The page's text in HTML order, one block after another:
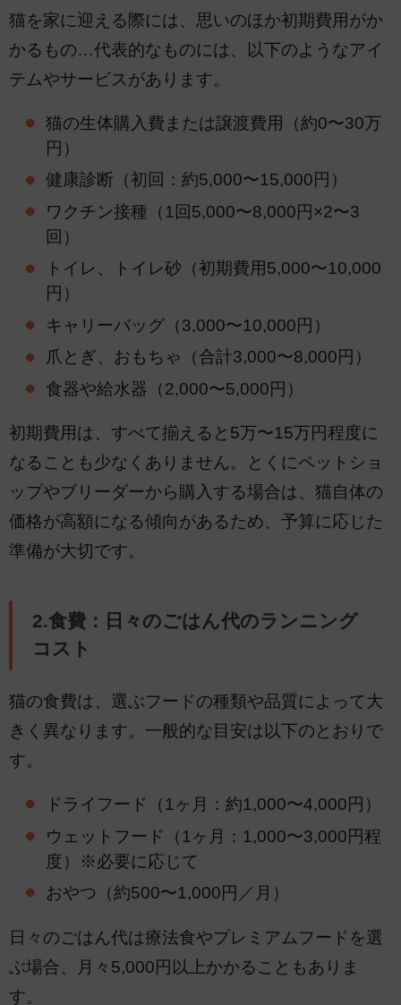
猫を家に迎える際には、思いのほか初期費用がか
かるもの…代表的なものには、以下のようなアイ
テムやサービスがあります。
猫の生体購入費または譲渡費用（約0〜30万
円）
健康診断（初回：約5,000〜15,000円）
ワクチン接種（1回5,000〜8,000円×2〜3
回）
トイレ、トイレ砂（初期費用5,000〜10,000
円）
キャリーバッグ（3,000〜10,000円）
爪とぎ、おもちゃ（合計3,000〜8,000円）
食器や給水器（2,000〜5,000円）
初期費用は、すべて揃えると5万〜15万円程度に
なることも少なくありません。とくにペットショ
ップやブリーダーから購入する場合は、猫自体の
価格が高額になる傾向があるため、予算に応じた
準備が大切です。
2.食費：日々のごはん代のランニング
コスト
猫の食費は、選ぶフードの種類や品質によって大
きく異なります。一般的な目安は以下のとおりで
す。
ドライフード（1ヶ月：約1,000〜4,000円）
ウェットフード（1ヶ月：1,000〜3,000円程
度）※必要に応じて
おやつ（約500〜1,000円／月）
日々のごはん代は療法食やプレミアムフードを選
ぶ場合、月々5,000円以上かかることもありま
す。